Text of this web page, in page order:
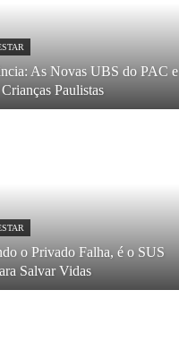
As Novas UBS do PAC e
Paulistas
o Privado Falha, é o SUS
Salvar Vidas